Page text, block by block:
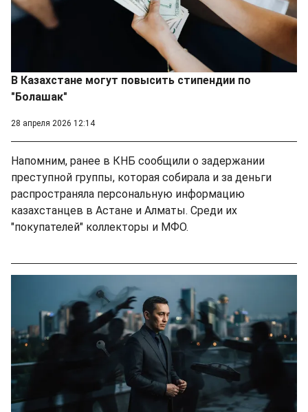
В Казахстане могут повысить стипендии по
"Болашак"
28 апреля 2026 12:14
Напомним, ранее в КНБ сообщили о задержании
преступной группы, которая собирала и за деньги
распространяла персональную информацию
казахстанцев в Астане и Алматы. Среди их
"покупателей" коллекторы и МФО.